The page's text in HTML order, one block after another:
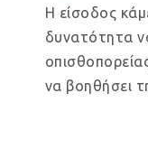
Η είσοδος
δυνατότητα
να βοηθήσει